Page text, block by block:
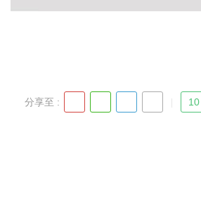
分享至 :